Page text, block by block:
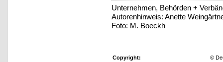
Unternehmen, Behörden +
Autorenhinweis: Anette
Foto: M. Boeckh
Copyright:
©